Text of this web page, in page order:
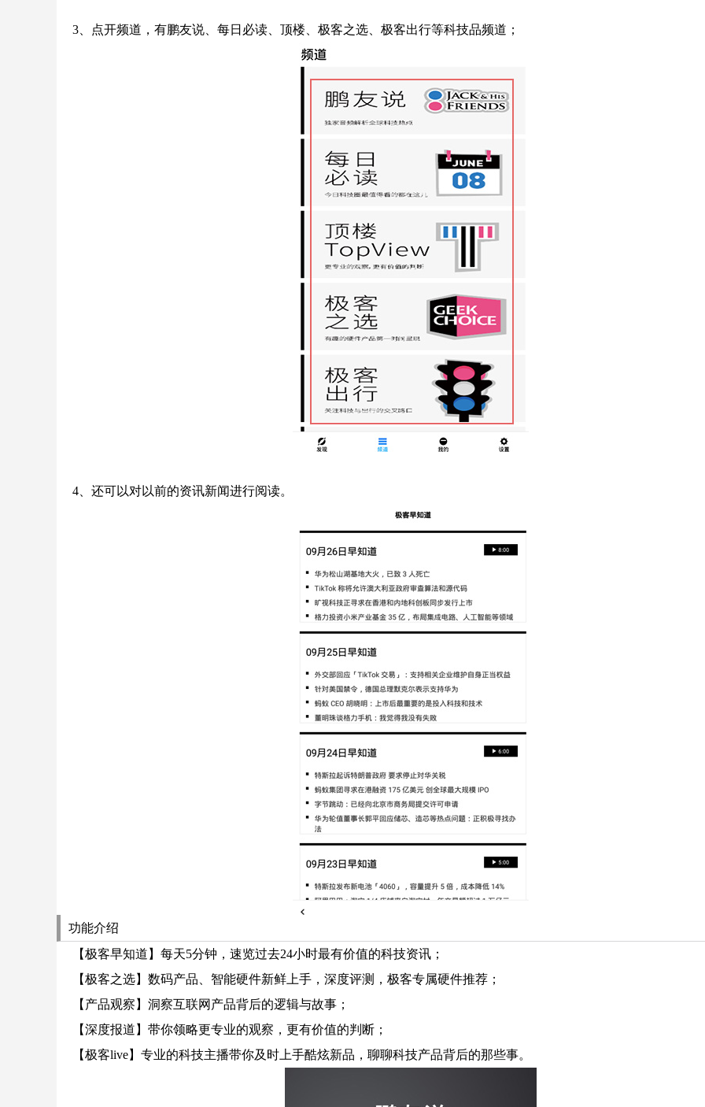
3、点开频道，有鹏友说、每日必读、顶楼、极客之选、极客出行等科技品频道；
4、还可以对以前的资讯新闻进行阅读。
功能介绍
【极客早知道】每天5分钟，速览过去24小时最有价值的科技资讯；
【极客之选】数码产品、智能硬件新鲜上手，深度评测，极客专属硬件推荐；
【产品观察】洞察互联网产品背后的逻辑与故事；
【深度报道】带你领略更专业的观察，更有价值的判断；
【极客live】专业的科技主播带你及时上手酷炫新品，聊聊科技产品背后的那些事。